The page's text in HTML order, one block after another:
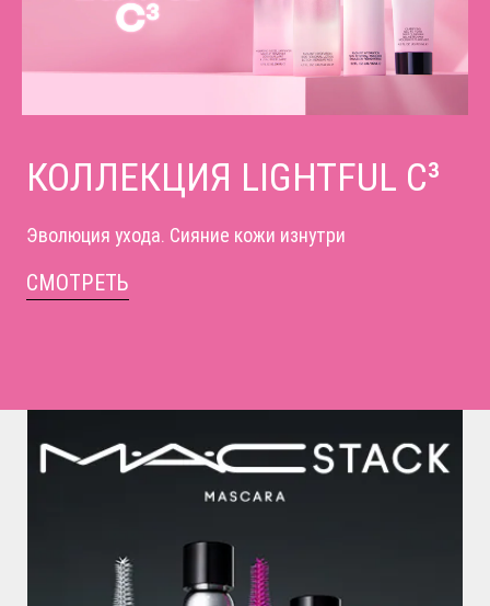
КОЛЛЕКЦИЯ LIGHTFUL C³
Эволюция ухода. Сияние кожи изнутри
СМОТРЕТЬ